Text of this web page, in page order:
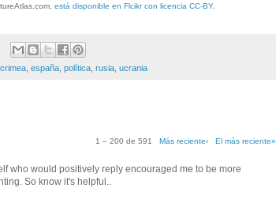
está disponible en Flcikr con licencia CC-BY.
crimea españa política rusia ucrania
1 – 200 de 591 Más reciente› El más reciente»
who would positively reply encouraged me to be more
So know it's helpful..